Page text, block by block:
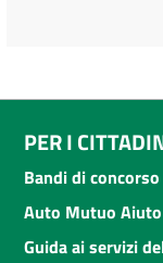
PER I
Bandi di concorso
Auto Mutuo Aiuto
Guida ai servizi